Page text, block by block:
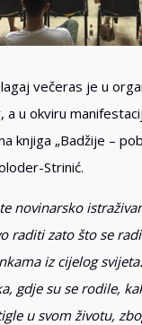
večeras je u
a u okviru
knjiga „Badžije –
Strinić.
novinarsko
raditi zato što se
iz cijelog
gdje su se rodile,
u svom životu,